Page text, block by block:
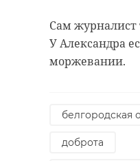
Сам журналист
У Александра
моржевании.
белгородская
доброта